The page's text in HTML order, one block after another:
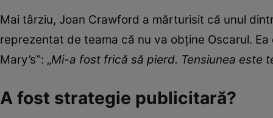
Mai târziu, Joan Crawford a mărturisit că unul
reprezentat de teama că nu va obține Oscarul.
Mary’s‟: „Mi-a fost frică să pierd. Tensiunea este
A fost strategie publicitară?